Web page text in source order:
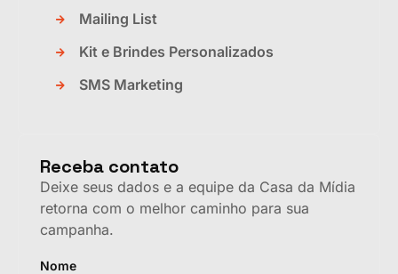
Mailing List
Kit e Brindes Personalizados
SMS Marketing
Receba contato
Deixe seus dados e a equipe da Casa da Mídia
retorna com o melhor caminho para sua
campanha.
Nome